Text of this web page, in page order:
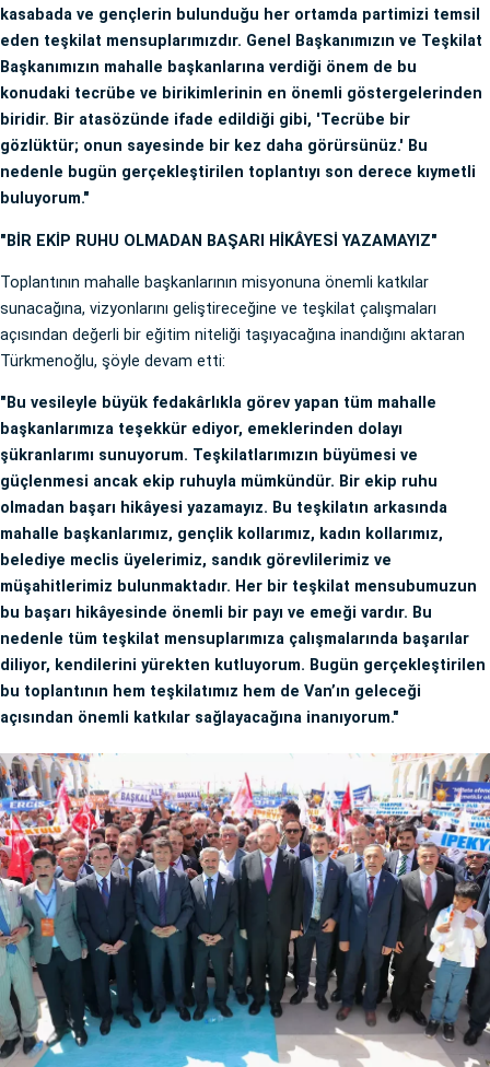
kasabada ve gençlerin bulunduğu her ortamda partimizi temsil
eden teşkilat mensuplarımızdır. Genel Başkanımızın ve Teşkilat
Başkanımızın mahalle başkanlarına verdiği önem de bu
konudaki tecrübe ve birikimlerinin en önemli göstergelerinden
biridir. Bir atasözünde ifade edildiği gibi, 'Tecrübe bir
gözlüktür; onun sayesinde bir kez daha görürsünüz.' Bu
nedenle bugün gerçekleştirilen toplantıyı son derece kıymetli
buluyorum."
"BİR EKİP RUHU OLMADAN BAŞARI HİKÂYESİ YAZAMAYIZ"
Toplantının mahalle başkanlarının misyonuna önemli katkılar
sunacağına, vizyonlarını geliştireceğine ve teşkilat çalışmaları
açısından değerli bir eğitim niteliği taşıyacağına inandığını aktaran
Türkmenoğlu, şöyle devam etti:
"Bu vesileyle büyük fedakârlıkla görev yapan tüm mahalle
başkanlarımıza teşekkür ediyor, emeklerinden dolayı
şükranlarımı sunuyorum. Teşkilatlarımızın büyümesi ve
güçlenmesi ancak ekip ruhuyla mümkündür. Bir ekip ruhu
olmadan başarı hikâyesi yazamayız. Bu teşkilatın arkasında
mahalle başkanlarımız, gençlik kollarımız, kadın kollarımız,
belediye meclis üyelerimiz, sandık görevlilerimiz ve
müşahitlerimiz bulunmaktadır. Her bir teşkilat mensubumuzun
bu başarı hikâyesinde önemli bir payı ve emeği vardır. Bu
nedenle tüm teşkilat mensuplarımıza çalışmalarında başarılar
diliyor, kendilerini yürekten kutluyorum. Bugün gerçekleştirilen
bu toplantının hem teşkilatımız hem de Van’ın geleceği
açısından önemli katkılar sağlayacağına inanıyorum."